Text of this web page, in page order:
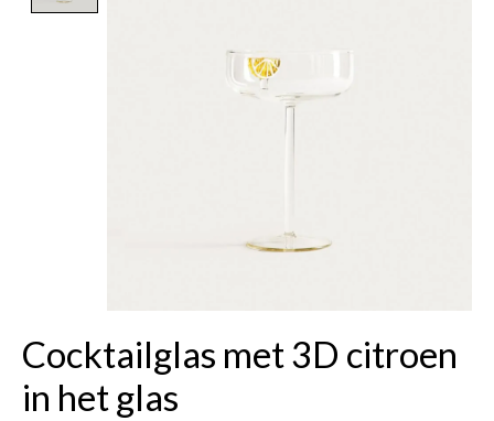
Cocktailglas met 3D citroen
in het glas